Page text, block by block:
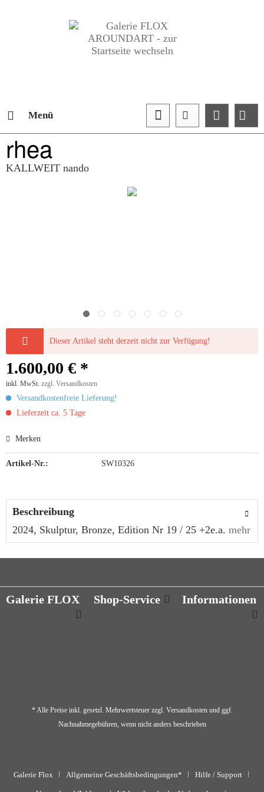
Menü
rhea
KALLWEIT nando
Dieser Artikel steht derzeit nicht zur Verfügung!
1.600,00 € *
inkl. MwSt. zzgl. Versandkosten
Versandkostenfreie Lieferung!
Lieferzeit ca. 5 Tage
Merken
Artikel-Nr.: SW10326
Beschreibung
2024, Skulptur, Bronze, Edition Nr 19 / 25 +2e.a. mehr
Galerie FLOX Shop-Service Informationen
* Alle Preise inkl. gesetzl. Mehrwertsteuer zzgl. Versandkostenund ggf.
Nachnahmegebühren, wenn nicht anders beschrieben
Galerie Flox Allgemeine Geschäftsbedingungen* Hilfe / Support